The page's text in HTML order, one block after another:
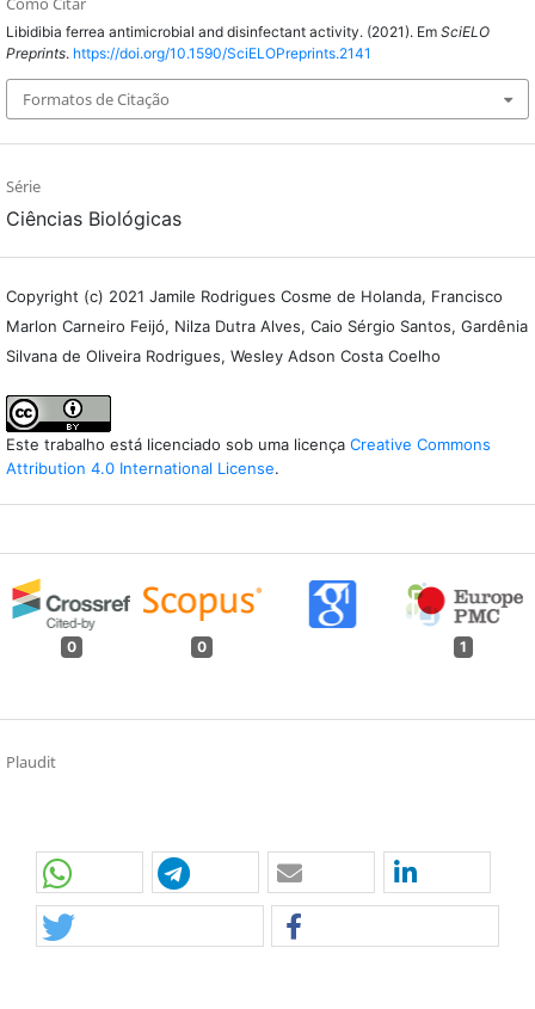
Libidibia ferrea antimicrobial and disinfectant activity. (2021). Em SciELO
Preprints. https://doi.org/10.1590/SciELOPreprints.2141
Formatos de Citação
Série
Ciências Biológicas
Copyright (c) 2021 Jamile Rodrigues Cosme de Holanda, Francisco
Marlon Carneiro Feijó, Nilza Dutra Alves, Caio Sérgio Santos, Gardênia
Silvana de Oliveira Rodrigues, Wesley Adson Costa Coelho
Este trabalho está licenciado sob uma licença Creative Commons
Attribution 4.0 International License.
0 0 1
Plaudit